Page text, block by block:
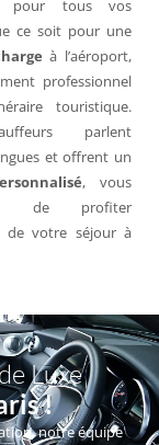
pour tous vos
ce soit pour une
à l’aéroport,
professionnel
touristique.
parlent
et offrent un
, vous
de profiter
de votre séjour à
Luxe
!
notre équipe